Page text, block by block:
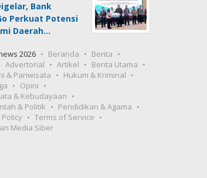
Bank
Perkuat Potensi
Daerah…
2026 Beranda
Berita
Advertorial Artikel
Berita Utama
& Pariwisata
Hukum & Kriminal
Opini
& Kebudayaan
& Politik
Pendidikan & Agama
Terms of Service
Media Siber